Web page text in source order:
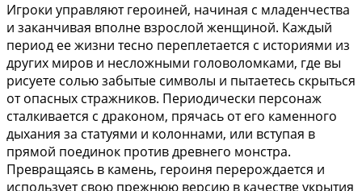
Игроки управляют героиней, начиная с младенчества
и заканчивая вполне взрослой женщиной. Каждый
период ее жизни тесно переплетается с историями из
других миров и несложными головоломками, где вы
рисуете солью забытые символы и пытаетесь скрыться
от опасных стражников. Периодически персонаж
сталкивается с драконом, прячась от его каменного
дыхания за статуями и колоннами, или вступая в
прямой поединок против древнего монстра.
Превращаясь в камень, героиня перерождается и
использует свою прежнюю версию в качестве укрытия